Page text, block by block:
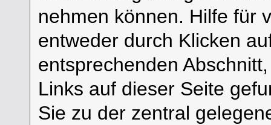
nehmen können. Hilfe für
entweder durch Klicken
entsprechenden
Links auf dieser Seite
Sie zu der zentral